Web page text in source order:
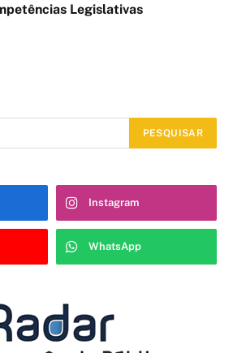
Legislativas
Instagram
WhatsApp